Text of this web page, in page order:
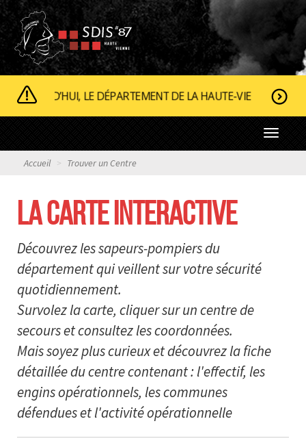
LE DÉPARTEMENT DE LA HAUTE-VIENNE EST
Toggle
Accueil Trouver un Centre
LA CARTE INTERACTIVE
Découvrez les sapeurs-pompiers du
département qui veillent sur votre sécurité
quotidiennement.
Survolez la carte, cliquer sur un centre de
secours et consultez les coordonnées.
Mais soyez plus curieux et découvrez la fiche
détaillée du centre contenant : l'effectif, les
engins opérationnels, les communes
défendues et l'activité opérationnelle